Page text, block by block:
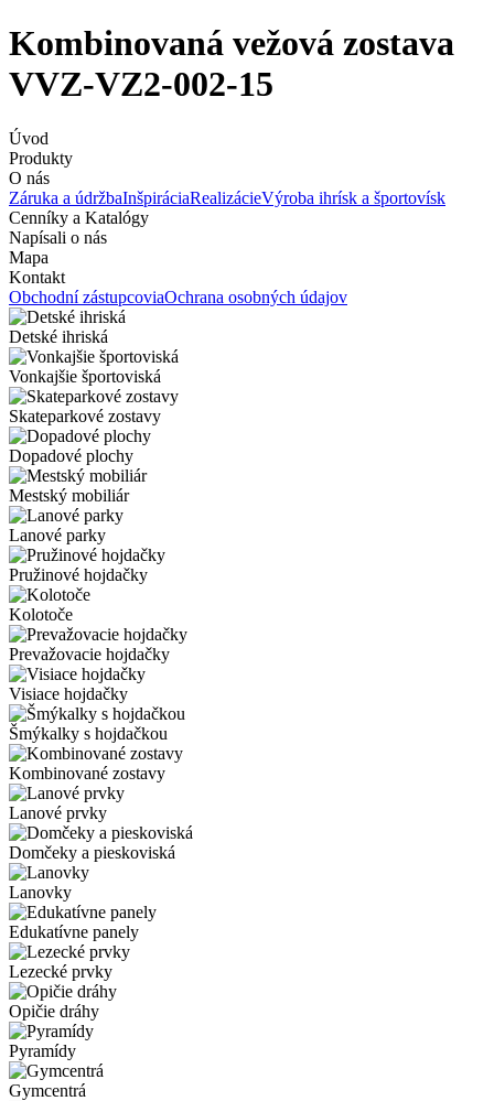
Kombinovaná vežová zostava
VVZ-VZ2-002-15
Úvod
Produkty
O nás
Záruka a údržbaInšpiráciaRealizácieVýroba ihrísk a športovísk
Cenníky a Katalógy
Napísali o nás
Mapa
Kontakt
Obchodní zástupcoviaOchrana osobných údajov
Detské ihriská
Vonkajšie športoviská
Skateparkové zostavy
Dopadové plochy
Mestský mobiliár
Lanové parky
Pružinové hojdačky
Kolotoče
Prevažovacie hojdačky
Visiace hojdačky
Šmýkalky s hojdačkou
Kombinované zostavy
Lanové prvky
Domčeky a pieskoviská
Lanovky
Edukatívne panely
Lezecké prvky
Opičie dráhy
Pyramídy
Gymcentrá